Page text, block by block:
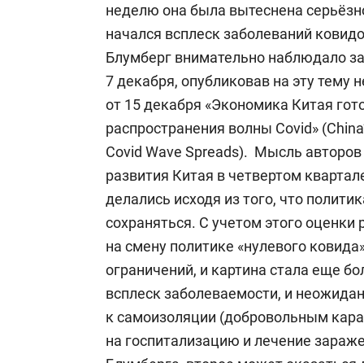
неделю она была вытеснена
начался всплеск заболеваний
Блумберг внимательно наблюдало
7 декабря, опубликовав на эту тему
от 15 декабря «Экономика Китая
распространения волны Covid»
Covid Wave Spreads). Мысль
развития Китая в четвертом
делались исходя из того, что
сохраняться. С учетом этого
на смену политике «нулевого
ограничений, и картина стала еще
всплеск заболеваемости, и
к самоизоляции (добровольным
на госпитализацию и лечение